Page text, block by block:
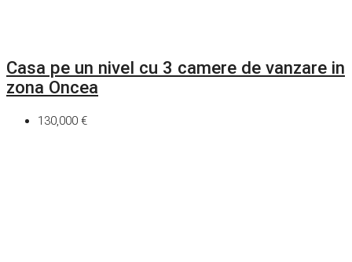
Casa pe un nivel cu 3 camere de vanzare in
zona Oncea
130,000 €